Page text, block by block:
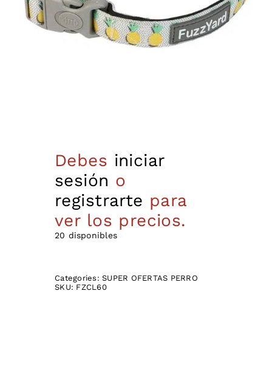
Super Ofertas
Debes iniciar
sesión o
registrarte para
ver los precios.
20 disponibles
Categories:SUPER OFERTAS PERRO
SKU: FZCL60